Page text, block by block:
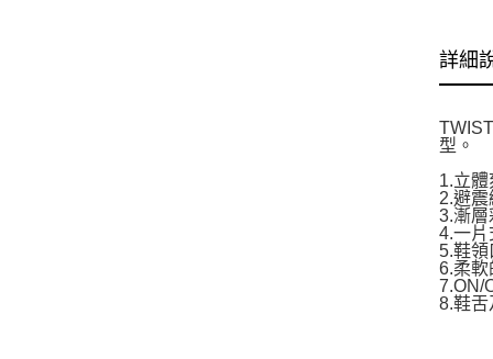
詳細
型。
1.立
2.避
3.漸
4.一片
5.鞋領
6.柔軟
7.ON/
8.鞋舌